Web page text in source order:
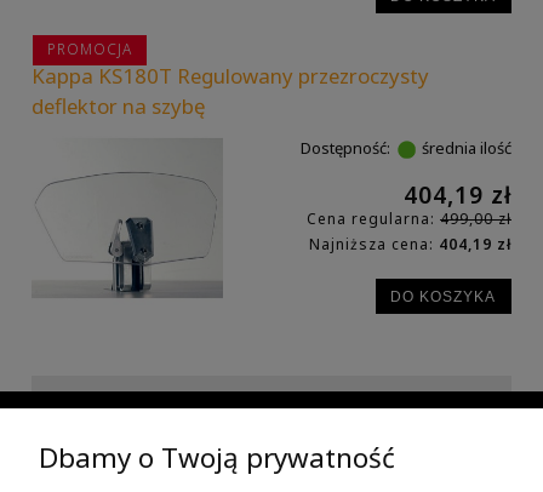
Kappa KS180T Regulowany przezroczysty
deflektor na szybę
Dostępność: średnia ilość
404,19 zł
Cena regularna: 499,00 zł
Najniższa cena: 404,19 zł
DO KOSZYKA
PROMOCJA
Dbamy o Twoją prywatność